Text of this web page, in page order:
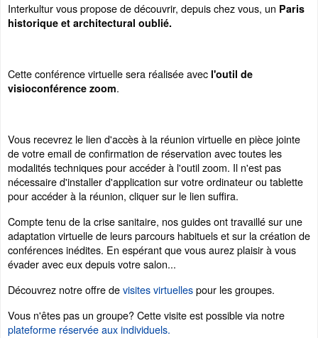
Interkultur vous propose de découvrir, depuis chez vous, un Paris
historique et architectural oublié.
Cette conférence virtuelle sera réalisée avec l'outil de
visioconférence zoom.
Vous recevrez le lien d'accès à la réunion virtuelle en pièce jointe
de votre email de confirmation de réservation avec toutes les
modalités techniques pour accéder à l'outil zoom. Il n'est pas
nécessaire d'installer d'application sur votre ordinateur ou tablette
pour accéder à la réunion, cliquer sur le lien suffira.
Compte tenu de la crise sanitaire, nos guides ont travaillé sur une
adaptation virtuelle de leurs parcours habituels et sur la création de
conférences inédites. En espérant que vous aurez plaisir à vous
évader avec eux depuis votre salon...
Découvrez notre offre devisites virtuellespour les groupes.
Vous n'êtes pas un groupe? Cette visite est possible via notre
plateforme réservée aux individuels.